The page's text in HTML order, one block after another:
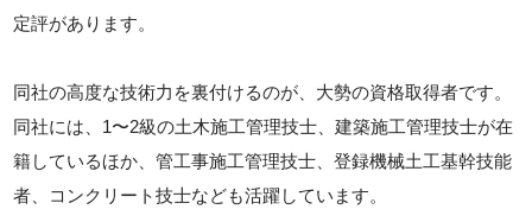
定評があります。
同社の高度な技術力を裏付けるのが、大勢の資格取得者です。
同社には、1〜2級の土木施工管理技士、建築施工管理技士が在
籍しているほか、管工事施工管理技士、登録機械土工基幹技能
者、コンクリート技士なども活躍しています。